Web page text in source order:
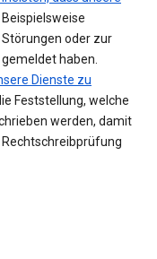
. Beispielsweise
oder zur
haben.
Dienste zu
Feststellung, welche
werden, damit